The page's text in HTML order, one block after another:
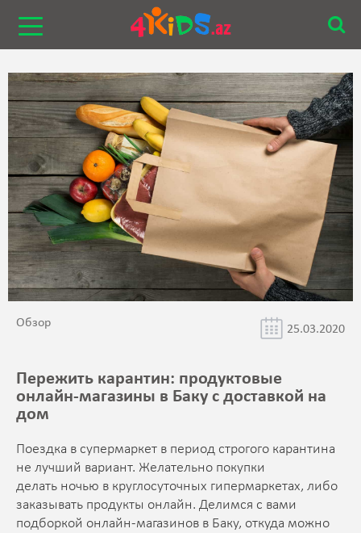
Обзор 25.03.2020
Пережить карантин: продуктовые
онлайн-магазины в Баку с доставкой на
дом
Поездка в супермаркет в период строгого карантина
не лучший вариант. Желательно покупки
делать ночью в круглосуточных гипермаркетах, либо
заказывать продукты онлайн. Делимся с вами
подборкой онлайн-магазинов в Баку, откуда можно